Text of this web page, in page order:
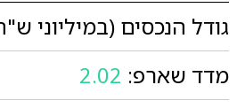
גודל הנכסים (במיליוני
מדד שארפ: 2.02